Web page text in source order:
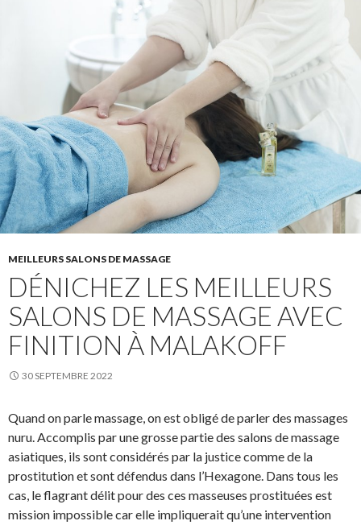
MEILLEURS SALONS DE MASSAGE
DÉNICHEZ LES MEILLEURS
SALONS DE MASSAGE AVEC
FINITION À MALAKOFF
30 SEPTEMBRE 2022
Quand on parle massage, on est obligé de parler des massages
nuru. Accomplis par une grosse partie des salons de massage
asiatiques, ils sont considérés par la justice comme de la
prostitution et sont défendus dans l’Hexagone. Dans tous les
cas, le flagrant délit pour des ces masseuses prostituées est
mission impossible car elle impliquerait qu’une intervention